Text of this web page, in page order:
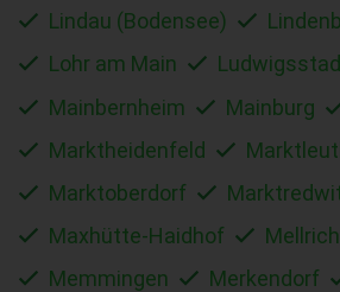
Lindau (Bodensee)
Lohr am Main
Mainbernheim Mainburg
Marktheidenfeld
Marktoberdorf
Maxhütte-Haidhof
Memmingen
Merkendorf